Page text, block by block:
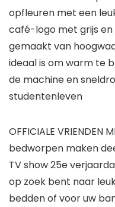
opfleuren met een
café-logo met grijs en
gemaakt van
ideaal is om warm te
de machine en
studentenleven
OFFICIALE VRIENDEN
bedworpen maken
TV show 25e
op zoek bent naar
bedden of voor uw